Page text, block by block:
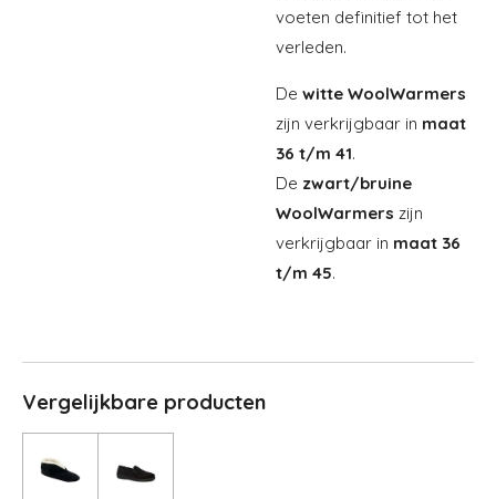
voeten definitief tot het
verleden.
De witte WoolWarmers
zijn verkrijgbaar in maat
36 t/m 41.
De zwart/bruine
WoolWarmers zijn
verkrijgbaar in maat 36
t/m 45.
Vergelijkbare producten